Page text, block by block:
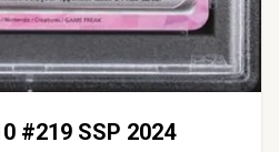
#219 SSP 2024